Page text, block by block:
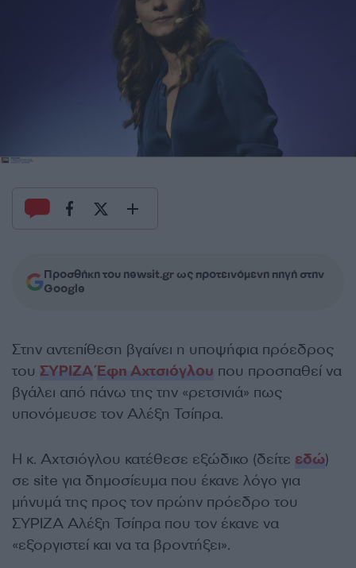
Προσθήκη του newsit.gr ως προτεινόμενη πηγή στην
Google
Στην αντεπίθεση βγαίνει η υποψήφια πρόεδρος
του ΣΥΡΙΖΑ Έφη Αχτσιόγλου που προσπαθεί να
βγάλει από πάνω της την «ρετσινιά» πως
υπονόμευσε τον Αλέξη Τσίπρα.
Η κ. Αχτσιόγλου κατέθεσε εξώδικο (δείτε εδώ)
σε site για δημοσίευμα που έκανε λόγο για
μήνυμά της προς τον πρώην πρόεδρο του
ΣΥΡΙΖΑ Αλέξη Τσίπρα που τον έκανε να
«εξοργιστεί και να τα βροντήξει».